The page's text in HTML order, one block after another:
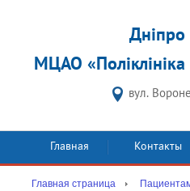
Дніпро
МЦАО
вул.
Главная Контакты
Главная страница